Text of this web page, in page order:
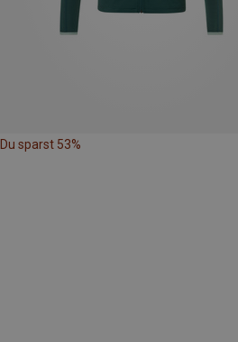
Du sparst 53%